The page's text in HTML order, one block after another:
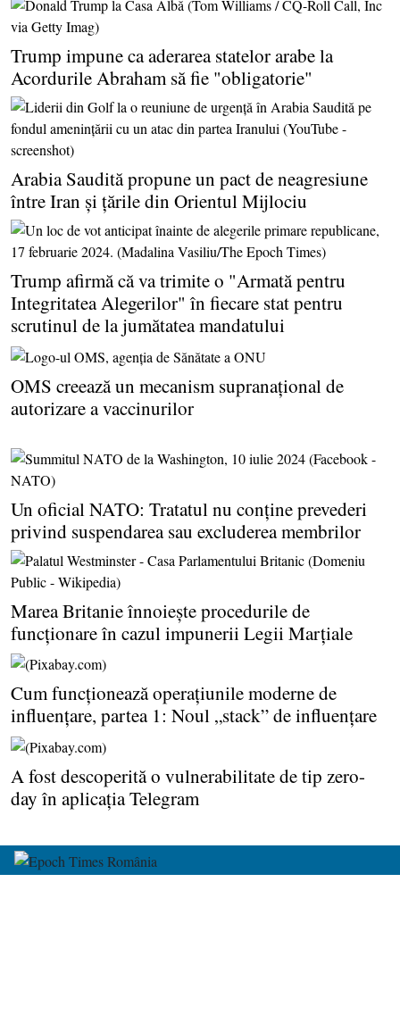
Trump impune ca aderarea statelor arabe la
Acordurile Abraham să fie "obligatorie"
Arabia Saudită propune un pact de neagresiune
între Iran şi ţările din Orientul Mijlociu
Trump afirmă că va trimite o "Armată pentru
Integritatea Alegerilor" în fiecare stat pentru
scrutinul de la jumătatea mandatului
OMS creează un mecanism supranaţional de
autorizare a vaccinurilor
Un oficial NATO: Tratatul nu conţine prevederi
privind suspendarea sau excluderea membrilor
Marea Britanie înnoieşte procedurile de
funcţionare în cazul impunerii Legii Marţiale
Cum funcţionează operaţiunile moderne de
influenţare, partea 1: Noul „stack” de influenţare
A fost descoperită o vulnerabilitate de tip zero-
day în aplicaţia Telegram